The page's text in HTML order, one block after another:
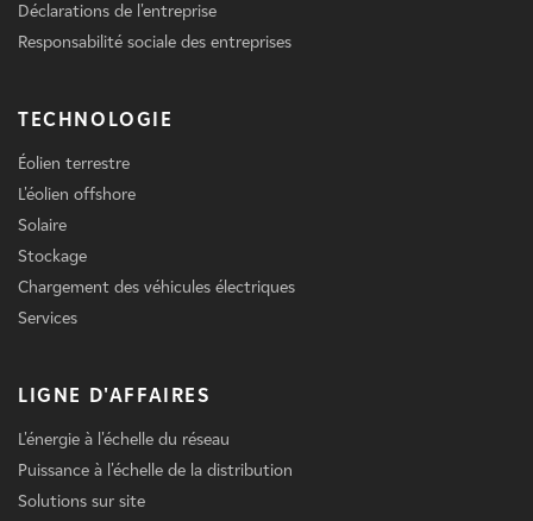
Déclarations de l'entreprise
Responsabilité sociale des entreprises
TECHNOLOGIE
Éolien terrestre
L'éolien offshore
Solaire
Stockage
Chargement des véhicules électriques
Services
LIGNE D'AFFAIRES
L'énergie à l'échelle du réseau
Puissance à l'échelle de la distribution
Solutions sur site